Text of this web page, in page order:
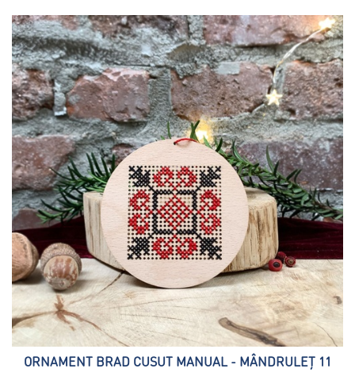
ORNAMENT BRAD CUSUT MANUAL - MÂNDRULEȚ 11